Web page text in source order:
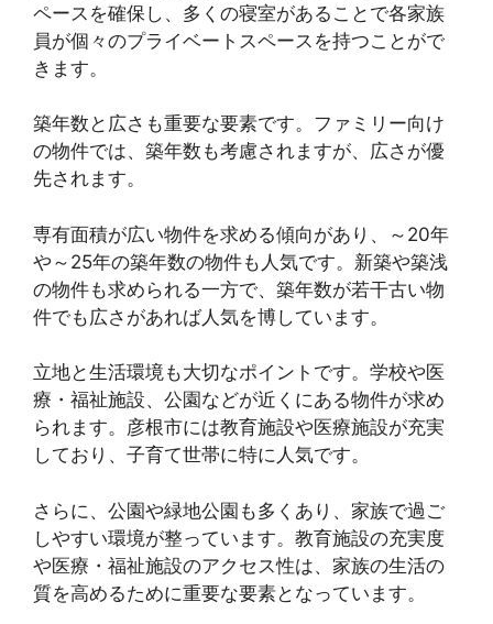
ペースを確保し、多くの寝室があることで各家族
員が個々のプライベートスペースを持つことがで
きます。
築年数と広さも重要な要素です。ファミリー向け
の物件では、築年数も考慮されますが、広さが優
先されます。
専有面積が広い物件を求める傾向があり、～20年
や～25年の築年数の物件も人気です。新築や築浅
の物件も求められる一方で、築年数が若干古い物
件でも広さがあれば人気を博しています。
立地と生活環境も大切なポイントです。学校や医
療・福祉施設、公園などが近くにある物件が求め
られます。彦根市には教育施設や医療施設が充実
しており、子育て世帯に特に人気です。
さらに、公園や緑地公園も多くあり、家族で過ご
しやすい環境が整っています。教育施設の充実度
や医療・福祉施設のアクセス性は、家族の生活の
質を高めるために重要な要素となっています。